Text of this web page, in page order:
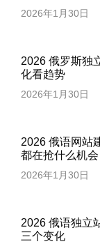
2026年1月30日
2026 俄罗斯独
化看趋势
2026年1月30日
2026 俄语网站
都在抢什么机会
2026年1月30日
2026 俄语独立
三个变化